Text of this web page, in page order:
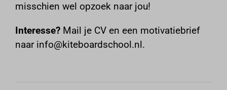
misschien wel opzoek naar jou!
Interesse? Mail je CV en een motivatiebrief
naar info@kiteboardschool.nl.